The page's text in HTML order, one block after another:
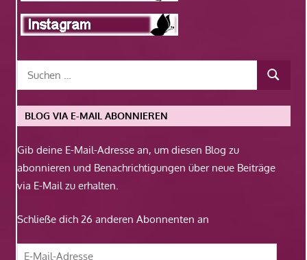
BLOG VIA E-MAIL ABONNIEREN
Gib deine E-Mail-Adresse an, um diesen Blog zu
abonnieren und Benachrichtigungen über neue Beiträge
via E-Mail zu erhalten.
Schließe dich 26 anderen Abonnenten an
E-